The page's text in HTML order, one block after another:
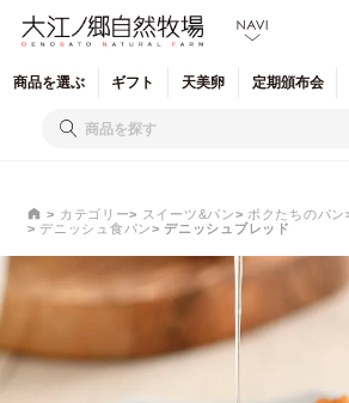
商品を選ぶ ギフト 天美卵 定期頒布会
カテゴリー スイーツ&パン ボクたちのパン
デニッシュ食パン
デニッシュブレッド